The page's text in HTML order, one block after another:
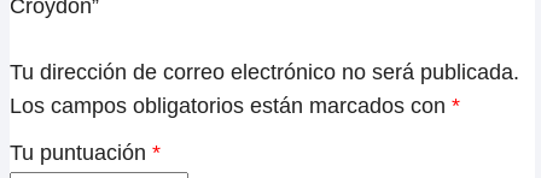
Croydon”
Tu dirección de correo electrónico no será publicada.
Los campos obligatorios están marcados con *
Tu puntuación *